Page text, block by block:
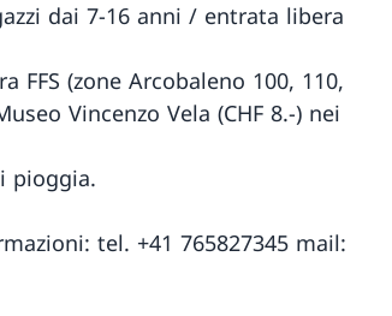
dai 7-16 anni / entrata libera
(zone Arcobaleno 100, 110,
Vincenzo Vela (CHF 8.-) nei
pioggia.
tel. +41 765827345 mail: